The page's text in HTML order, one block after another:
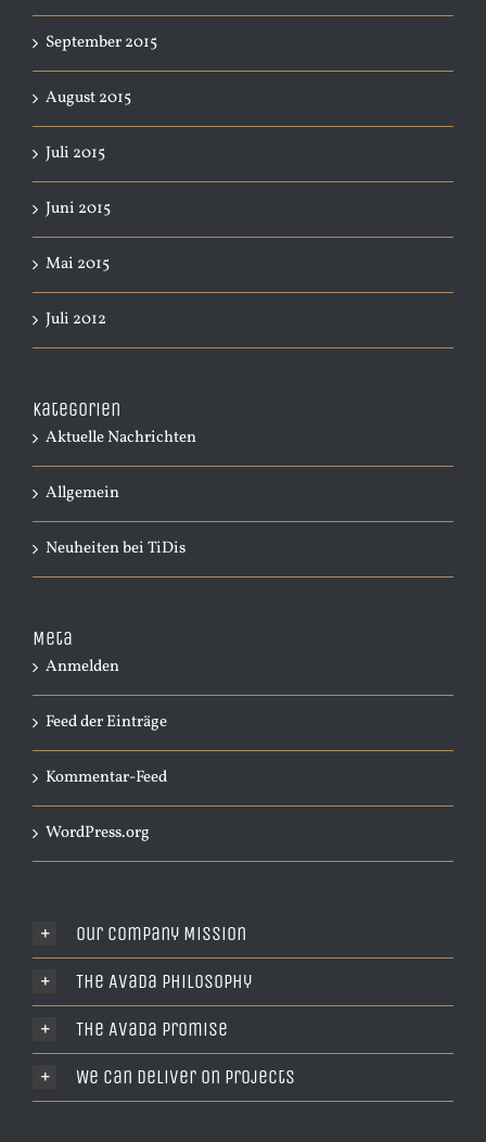
September 2015
August 2015
Juli 2015
Juni 2015
Mai 2015
Juli 2012
Kategorien
Aktuelle Nachrichten
Allgemein
Neuheiten bei TiDis
Meta
Anmelden
Feed der Einträge
Kommentar-Feed
WordPress.org
Our Company Mission
The Avada Philosophy
The Avada Promise
We Can Deliver On Projects